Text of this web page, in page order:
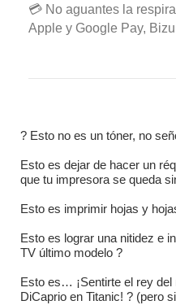
💳 No aguantes la
Apple y Google Pay,
? Esto no es un tóner, no
Esto es dejar de hacer un
que tu impresora se queda
Esto es imprimir hojas y
Esto es lograr una nitidez e
TV último modelo ?
Esto es… ¡Sentirte el rey
DiCaprio en Titanic! ? (pero